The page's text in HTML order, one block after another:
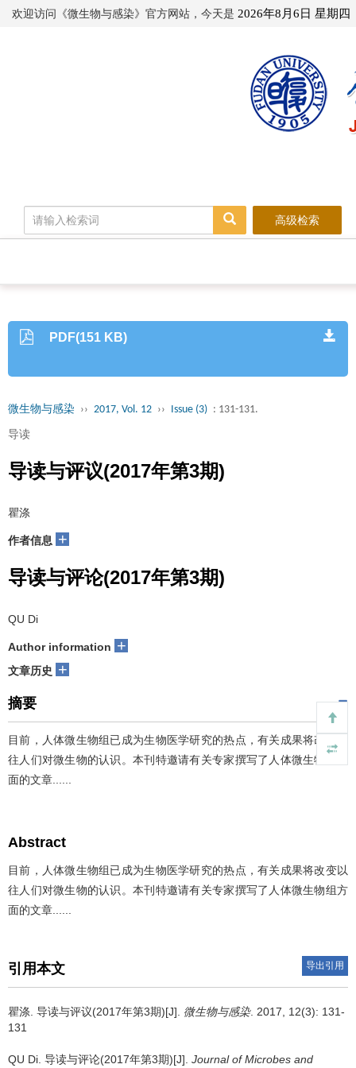
欢迎访问《微生物与感染》官方网站，今天是 2026年8月6日 星期四
高级检索
PDF(151 KB)
微生物与感染 ›› 2017, Vol. 12 ›› Issue (3) : 131-131.
导读
导读与评议(2017年第3期)
瞿涤
作者信息 +
导读与评论(2017年第3期)
QU Di
Author information +
文章历史 +
摘要
目前，人体微生物组已成为生物医学研究的热点，有关成果将改变以
往人们对微生物的认识。本刊特邀请有关专家撰写了人体微生物组方
面的文章......
Abstract
目前，人体微生物组已成为生物医学研究的热点，有关成果将改变以
往人们对微生物的认识。本刊特邀请有关专家撰写了人体微生物组方
面的文章......
引用本文 导出引用
瞿涤. 导读与评议(2017年第3期)[J]. 微生物与感染. 2017, 12(3): 131-
131
QU Di. 导读与评论(2017年第3期)[J]. Journal of Microbes and